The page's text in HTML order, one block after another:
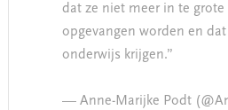
dat ze niet meer in te grote
opgevangen worden en
onderwijs krijgen.”
— Anne-Marijke Podt